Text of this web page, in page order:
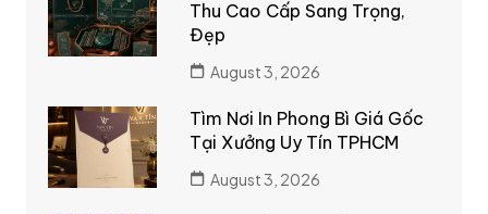
Thu Cao Cấp Sang Trọng,
Đẹp
August 3, 2026
Tìm Nơi In Phong Bì Giá Gốc
Tại Xưởng Uy Tín TPHCM
August 3, 2026